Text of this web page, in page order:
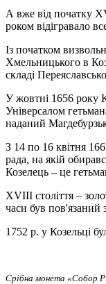
А вже від початку
роком відігравало
Із початком
Хмельницького в
складі
У жовтні 1656 року
Універсалом
наданий
З 14 по 16 квітня
рада, на якій
Козелець – це
XVIII століття –
часи був
1752 р. у Козельці
Срібна монета «Собор